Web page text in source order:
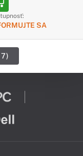
SA
7)